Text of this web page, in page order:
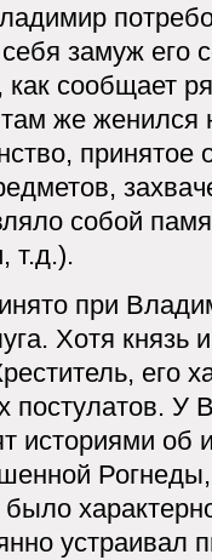
замуж его
сообщает
же женился
принятое
собой
т.д.).
при
Хотя князь
его
постулатов.
историями об